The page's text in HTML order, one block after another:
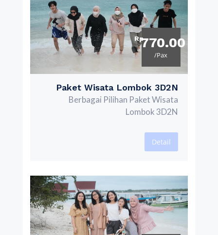
Rp770.00
/Pax
Paket Wisata Lombok 3D2N
Berbagai Pilihan Paket Wisata
Lombok 3D2N
Detail